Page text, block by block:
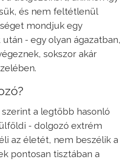
és nem feltétlenül
mondjuk egy
- egy olyan ágazatban,
sokszor akár
szerint a legtöbb hasonló
- dolgozó extrém
az életét, nem beszélik a
pontosan tisztában a